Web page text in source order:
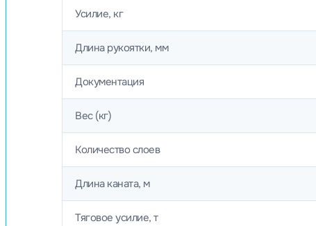
Усилие, кг
Длина рукоятки, мм
Документация
Вес (кг)
Количество слоев
Длина каната, м
Тяговое усилие, т